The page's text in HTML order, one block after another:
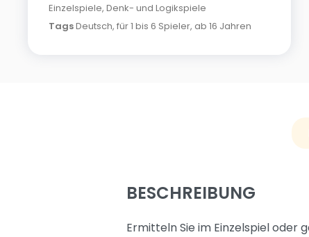
Einzelspiele, Denk- und Logikspiele
TagsDeutsch, für 1 bis 6 Spieler, ab 16 Jahren
BESCHREIBUNG
Ermitteln Sie im Einzelspiel oder